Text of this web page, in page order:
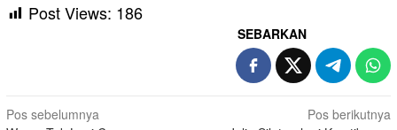
Post Views: 186
SEBARKAN
Navigasi
Pos sebelumnya
Pos berikutnya